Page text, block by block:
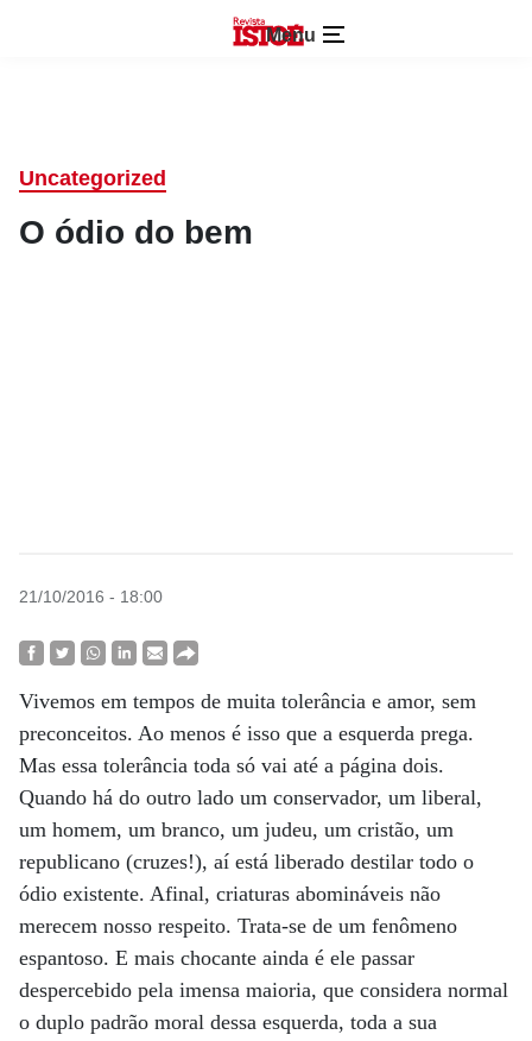
Menu
Uncategorized
O ódio do bem
21/10/2016 - 18:00
Vivemos em tempos de muita tolerância e amor, sem
preconceitos. Ao menos é isso que a esquerda prega.
Mas essa tolerância toda só vai até a página dois.
Quando há do outro lado um conservador, um liberal,
um homem, um branco, um judeu, um cristão, um
republicano (cruzes!), aí está liberado destilar todo o
ódio existente. Afinal, criaturas abomináveis não
merecem nosso respeito. Trata-se de um fenômeno
espantoso. E mais chocante ainda é ele passar
despercebido pela imensa maioria, que considera normal
o duplo padrão moral dessa esquerda, toda a sua